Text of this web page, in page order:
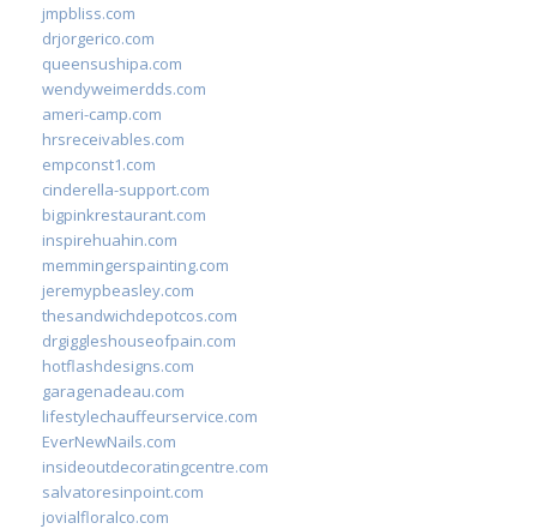
jmpbliss.com
drjorgerico.com
queensushipa.com
wendyweimerdds.com
ameri-camp.com
hrsreceivables.com
empconst1.com
cinderella-support.com
bigpinkrestaurant.com
inspirehuahin.com
memmingerspainting.com
jeremypbeasley.com
thesandwichdepotcos.com
drgiggleshouseofpain.com
hotflashdesigns.com
garagenadeau.com
lifestylechauffeurservice.com
EverNewNails.com
insideoutdecoratingcentre.com
salvatoresinpoint.com
jovialfloralco.com